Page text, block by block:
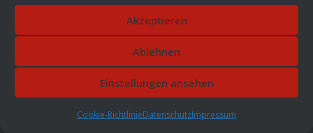
Akzeptieren
Ablehnen
Einstellungen ansehen
Cookie-RichtlinieDatenschutzImpressum
google.com, doubleclick.net, invitemedia.com, admeld.com,
googlesyndication.com oder googleadservices.com. In dieser Datei
wird vermerkt, welche Webseiten der Nutzer aufgesucht, für welche
Inhalte er sich interessiert und welche Angebote er geklickt hat, ferner
verweisende Webseiten, Besuchszeit sowie weitere Angaben zur
Nutzung des Onlineangebotes. Es wird ebenfalls die IP-Adresse der